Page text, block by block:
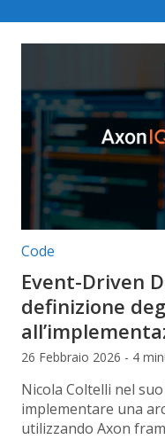
Categorie articolo:
Code
Event-Driven
definizione
26 Febbraio 2026 - 4
Nicola Coltelli nel
implementare una
utilizzando Axon